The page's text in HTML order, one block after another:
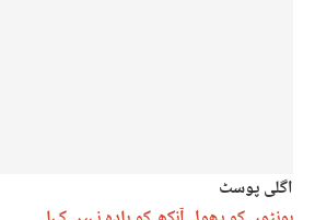
اگلی پوسٹ